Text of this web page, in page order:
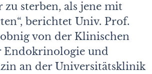
zu sterben, als jene mit
berichtet Univ. Prof.
von der Klinischen
Endokrinologie und
an der Universitätsklinik